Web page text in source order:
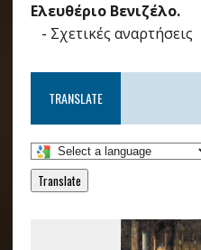
Ελευθέριο Βενιζέλο.
- Σχετικές αναρτήσεις
TRANSLATE
Translate